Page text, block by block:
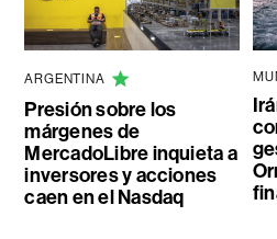
ARGENTINA
Presión sobre los
márgenes de
MercadoLibre inquieta a
inversores y acciones
caen en el Nasdaq